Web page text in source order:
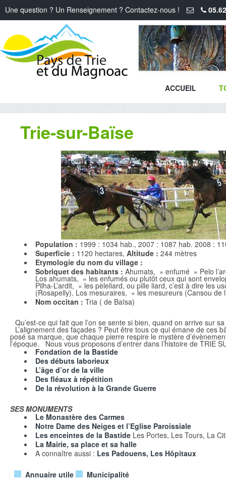
Une question ? Un Renseignement ? Contactez-nous !
ACCUEIL
Trie-sur-Baïse
Population : 1999 : 1034 hab., 2007 : 1087 hab. 2008 :
Superficie : 1120 hectares, Altitude : 244 mètres
Etymologie du nom du village :
Sobriquet des habitants : Ahumats, » enfumé » Pelo
Los ahumats, » les enfumés ou plutôt ceux qui sont
Pilha-L’ardit, » les pèleliard, ou pille liard, c’est à dire les
(Rosapelly). Los mesuraires, » les mesureurs (Cansou de
Nom occitan : Tria ( de Baïsa)
Qu’est-ce qui fait que l’on se sente si bien, quand on arrive sur
L’alignement des façades ? Peut être tous ce qui émane de ces
posé sa marque, que chaque pierre respire le mystère
l’époque. Nous vous proposons d’entrer dans l’histoire de TRIE
Fondation de la Bastide
Des débuts laborieux
L’âge d’or de la ville
Des fléaux à répétition
De la révolution à la Grande Guerre
SES MONUMENTS
Le Monastère des Carmes
Notre Dame des Neiges et l’Eglise Paroissiale
Les enceintes de la Bastide Les Portes, Les Tours, La
La Mairie, sa place et sa halle
A connaître aussi : Les Padouens, Les Hôpitaux
Annuaire utile Municipalité